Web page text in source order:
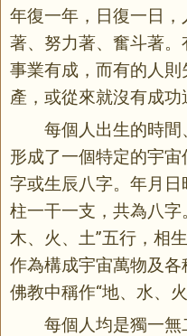
年復一年，日復一日
著、努力著、奮斗著。
事業有成，而有的人
產，或從來就沒有成功
每個人出生的時
形成了一個特定的宇
字或生辰八字。年月
柱一干一支，共為八字
木、火、土”五行，相
作為構成宇宙萬物及
佛教中稱作“地、水、火
每個人均是獨一